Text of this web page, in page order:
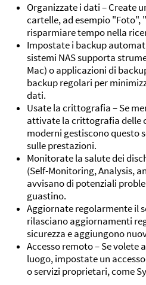
Organizzate i dati – Create
cartelle, ad esempio "Foto",
risparmiare tempo nella
Impostate i backup
sistemi NAS supporta
Mac) o applicazioni di
backup regolari per
dati.
Usate la crittografia – Se
attivate la crittografia delle
moderni gestiscono questo
sulle prestazioni.
Monitorate la salute dei
(Self-Monitoring, Analysis,
avvisano di potenziali
guastino.
Aggiornate regolarmente il
rilasciano aggiornamenti
sicurezza e aggiungono
Accesso remoto – Se volete
luogo, impostate un
o servizi proprietari, come